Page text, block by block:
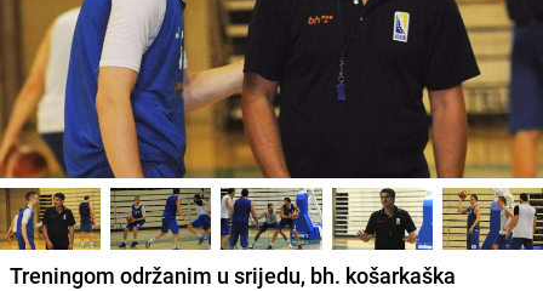
Treningom održanim u srijedu, bh. košarkaška